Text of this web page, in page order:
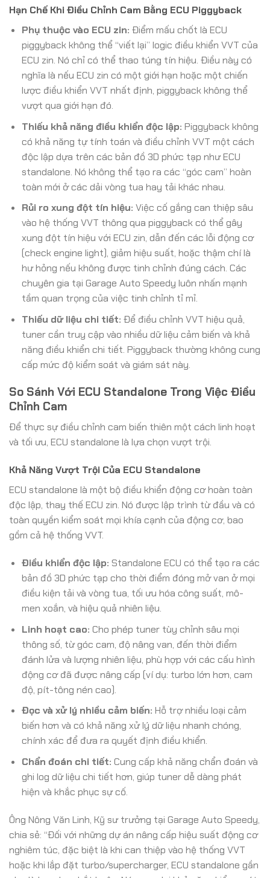
Hạn Chế Khi Điều Chỉnh Cam Bằng ECU Piggyback
Phụ thuộc vào ECU zin: Điểm mấu chốt là ECU
piggyback không thể “viết lại” logic điều khiển VVT của
ECU zin. Nó chỉ có thể thao túng tín hiệu. Điều này có
nghĩa là nếu ECU zin có một giới hạn hoặc một chiến
lược điều khiển VVT nhất định, piggyback không thể
vượt qua giới hạn đó.
Thiếu khả năng điều khiển độc lập: Piggyback không
có khả năng tự tính toán và điều chỉnh VVT một cách
độc lập dựa trên các bản đồ 3D phức tạp như ECU
standalone. Nó không thể tạo ra các “góc cam” hoàn
toàn mới ở các dải vòng tua hay tải khác nhau.
Rủi ro xung đột tín hiệu: Việc cố gắng can thiệp sâu
vào hệ thống VVT thông qua piggyback có thể gây
xung đột tín hiệu với ECU zin, dẫn đến các lỗi động cơ
(check engine light), giảm hiệu suất, hoặc thậm chí là
hư hỏng nếu không được tinh chỉnh đúng cách. Các
chuyên gia tại Garage Auto Speedy luôn nhấn mạnh
tầm quan trọng của việc tinh chỉnh tỉ mỉ.
Thiếu dữ liệu chi tiết: Để điều chỉnh VVT hiệu quả,
tuner cần truy cập vào nhiều dữ liệu cảm biến và khả
năng điều khiển chi tiết. Piggyback thường không cung
cấp mức độ kiểm soát và giám sát này.
So Sánh Với ECU Standalone Trong Việc Điều
Chỉnh Cam
Để thực sự điều chỉnh cam biến thiên một cách linh hoạt
và tối ưu, ECU standalone là lựa chọn vượt trội.
Khả Năng Vượt Trội Của ECU Standalone
ECU standalone là một bộ điều khiển động cơ hoàn toàn
độc lập, thay thế ECU zin. Nó được lập trình từ đầu và có
toàn quyền kiểm soát mọi khía cạnh của động cơ, bao
gồm cả hệ thống VVT.
Điều khiển độc lập: Standalone ECU có thể tạo ra các
bản đồ 3D phức tạp cho thời điểm đóng mở van ở mọi
điều kiện tải và vòng tua, tối ưu hóa công suất, mô-
men xoắn, và hiệu quả nhiên liệu.
Linh hoạt cao: Cho phép tuner tùy chỉnh sâu mọi
thông số, từ góc cam, độ nâng van, đến thời điểm
đánh lửa và lượng nhiên liệu, phù hợp với các cấu hình
động cơ đã được nâng cấp (ví dụ: turbo lớn hơn, cam
độ, pít-tông nén cao).
Đọc và xử lý nhiều cảm biến: Hỗ trợ nhiều loại cảm
biến hơn và có khả năng xử lý dữ liệu nhanh chóng,
chính xác để đưa ra quyết định điều khiển.
Chẩn đoán chi tiết: Cung cấp khả năng chẩn đoán và
ghi log dữ liệu chi tiết hơn, giúp tuner dễ dàng phát
hiện và khắc phục sự cố.
Ông Nông Văn Linh, Kỹ sư trưởng tại Garage Auto Speedy,
chia sẻ: “Đối với những dự án nâng cấp hiệu suất động cơ
nghiêm túc, đặc biệt là khi can thiệp vào hệ thống VVT
hoặc khi lắp đặt turbo/supercharger, ECU standalone gần